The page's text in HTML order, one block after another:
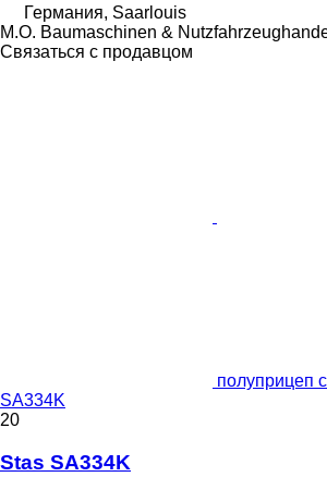
Германия, Saarlouis
M.O. Baumaschinen &
Связаться с продавцом
полуприцеп
SA334K
20
Stas SA334K